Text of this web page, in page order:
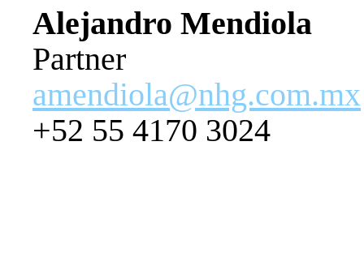
Alejandro Mendiola
Partner
amendiola@nhg.com.mx
+52 55 4170 3024